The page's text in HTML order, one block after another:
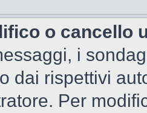
o cancello
i
dai rispettivi
Per